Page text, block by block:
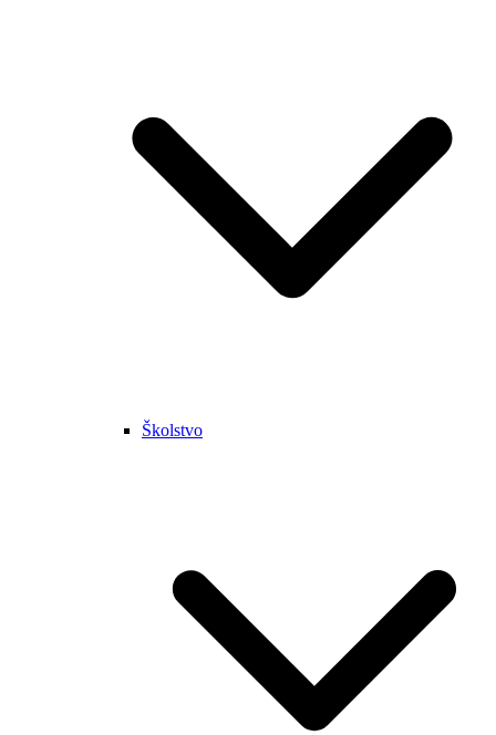
Školstvo